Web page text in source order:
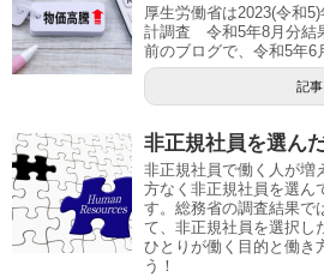
厚生労働省は2023(令和
計調査 令和5年8月分結
前のブログで、令和5年6
記
非正規社員を選ん
非正規社員で働く人が増
方なく非正規社員を選ん
す。総務省の調査結果で
て、非正規社員を選択し
ひとりが働く目的と働き
う！